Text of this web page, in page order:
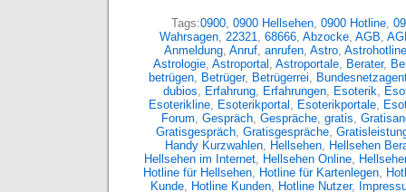
Tags:0900, 0900 Hellsehen, 0900 Hotline,
Wahrsagen, 22321, 68666, Abzocke, AGB,
Anmeldung, Anruf, anrufen, Astro, Astrohotline
Astrologie, Astroportal , Astroportale, Berater,
betrügen, Betrüger, Betrügerrei,
dubios, Erfahrung, Erfahrungen, Esoterik,
Esoterikline, Esoterikportal , Esoterikportale,
Forum, Gespräch, Gespräche, gratis,
Gratisgespräch, Gratisgespräche,
Handy Kurzwahlen, Hellsehen, Hellsehen
Hellsehen im Internet, Hellsehen Online, Hellseher
Hotline für Hellsehen, Hotline für Kartenlegen,
Kunde, Hotline Kunden, Hotline Nutzer,